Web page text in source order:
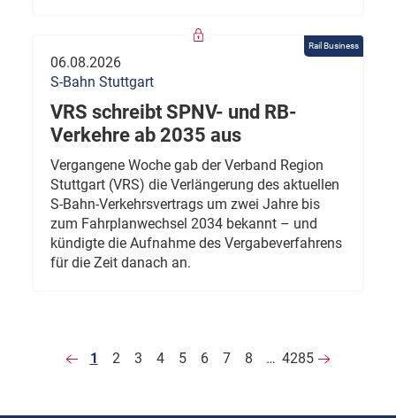
Rail Business
06.08.2026
S-Bahn Stuttgart
VRS schreibt SPNV- und RB-
Verkehre ab 2035 aus
Vergangene Woche gab der Verband Region
Stuttgart (VRS) die Verlängerung des aktuellen
S-Bahn-Verkehrsvertrags um zwei Jahre bis
zum Fahrplanwechsel 2034 bekannt – und
kündigte die Aufnahme des Vergabeverfahrens
für die Zeit danach an.
1 2 3 4 5 6 7 8 … 4285